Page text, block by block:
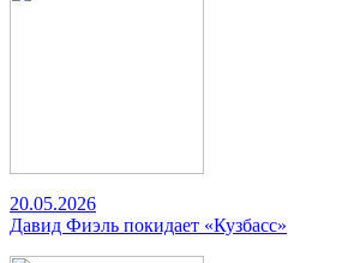
20.05.2026
Давид Фиэль покидает «Кузбасс»